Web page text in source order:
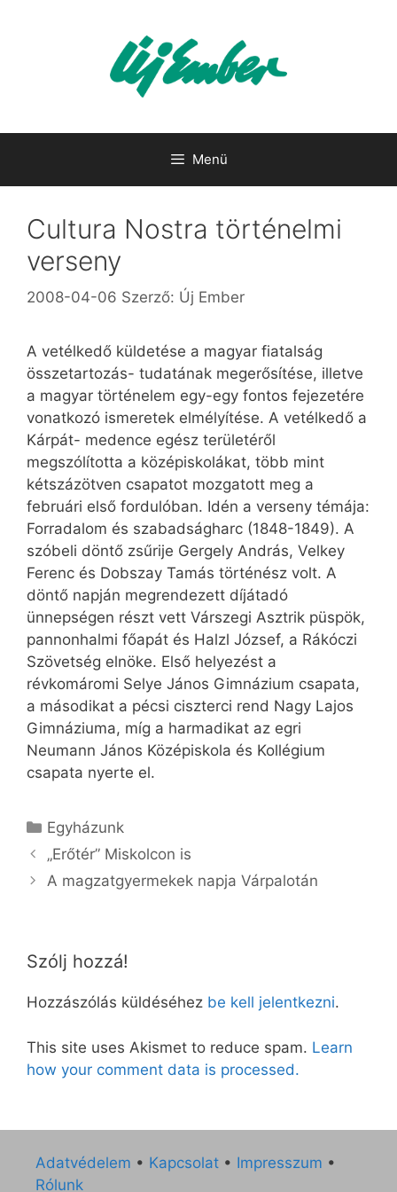
Menü
Cultura Nostra történelmi
verseny
2008-04-06 Szerző: Új Ember
A vetélkedő küldetése a magyar fiatalság
összetartozás- tudatának megerősítése, illetve
a magyar történelem egy-egy fontos fejezetére
vonatkozó ismeretek elmélyítése. A vetélkedő a
Kárpát- medence egész területéről
megszólította a középiskolákat, több mint
kétszázötven csapatot mozgatott meg a
februári első fordulóban. Idén a verseny témája:
Forradalom és szabadságharc (1848-1849). A
szóbeli döntő zsűrije Gergely András, Velkey
Ferenc és Dobszay Tamás történész volt. A
döntő napján megrendezett díjátadó
ünnepségen részt vett Várszegi Asztrik püspök,
pannonhalmi főapát és Halzl József, a Rákóczi
Szövetség elnöke. Első helyezést a
révkomáromi Selye János Gimnázium csapata,
a másodikat a pécsi ciszterci rend Nagy Lajos
Gimnáziuma, míg a harmadikat az egri
Neumann János Középiskola és Kollégium
csapata nyerte el.
Kategória
Egyházunk
„Erőtér” Miskolcon is
A magzatgyermekek napja Várpalotán
Szólj hozzá!
Hozzászólás küldéséhez be kell jelentkezni.
This site uses Akismet to reduce spam. Learn
how your comment data is processed.
Adatvédelem • Kapcsolat • Impresszum •
Rólunk